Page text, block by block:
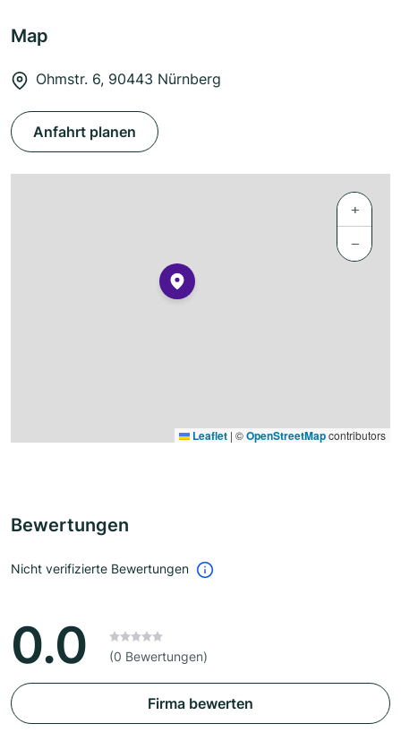
Map
Ohmstr. 6, 90443 Nürnberg
Anfahrt planen
+
−
Leaflet | ©OpenStreetMapcontributors
Bewertungen
Nicht verifizierte Bewertungen
0.0 (0 Bewertungen)
Firma bewerten